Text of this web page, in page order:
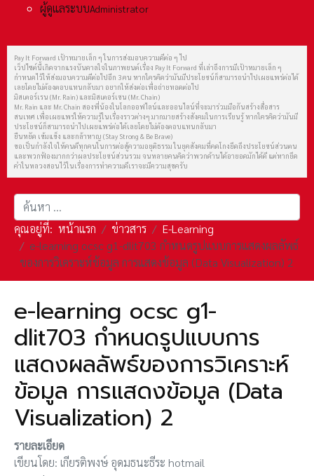
ผู้ดูแลระบบAdministrator
Pay It Forward เป้าหมายเล็ก ๆ ในการส่งมอบความดีต่อ ๆ ไป
เว็ปไซต์นี้เกิดจากแรงบันดาลใจในภาพยนต์เรื่อง Pay It Forward ที่เล่าถึงการมีเป้าหมายเล็ก ๆ
กำหนดไว้ให้ส่งมอบความดีต่อไปอีก 3 คน หากใครคิดว่ามันมีประโยชน์ก็สามารถนำไปเผยแพร่ต่อได้
เลยโดยไม่ต้องตอบแทนกลับมา อยากให้ส่งต่อเพื่อถ่ายทอดต่อไป
มิสเตอร์เรน (Mr. Rain) และมิสเตอร์เชน (Mr. Chain)
Mr. Rain และ Mr. Chain สองพี่น้องในโลกออฟไลน์และออนไลน์ที่จะมาร่วมมือกันสร้างสื่อสาร
สนเทศ เพื่อเผยแพร่ให้ความรู้ในเรื่องราวต่างๆ มากมายสร้างสังคมในการเรียนรู้ หากใครคิดว่ามันมี
ประโยชน์ก็สามารถนำไปเผยแพร่ต่อได้เลยโดยไม่ต้องตอบแทนกลับมา
ยืนหยัด เข้มแข็ง และกล้าหาญ (Stay Strong & Be Brave)
ขอเป็นกำลังใจให้คนดีทุกคนในการต่อสู้ความอยุติธรรม ในยุคสังคมที่คดโกงยึดถึงประโยชน์ส่วนตน
และพวกฟ้องมากกว่าผลประโยชน์ส่วนรวม จนหลายคนคิดว่าพวกด้านได้อายอดมักได้ดี แต่หากยึด
คำในหลวงสอนไว้ในเรื่องการทำความดีเราจะมีความสุขครับ
การค้นหา
คุณอยู่ที่: หน้าแรก ข่าวสาร
E-Learning
e-learning ocsc g1-dlit703 กำหนดรูปแบบการแสดงผลลัพธ์
ของการวิเคราะห์ข้อมูล การแสดงข้อมูล (Data Visualization) 2
e-learning ocsc g1-
dlit703 กำหนดรูปแบบการ
แสดงผลลัพธ์ของการวิเคราะห์
ข้อมูล การแสดงข้อมูล (Data
Visualization) 2
รายละเอียด
เขียนโดย: เกียรติพงษ์ อุดมธนะธีระ hotmail